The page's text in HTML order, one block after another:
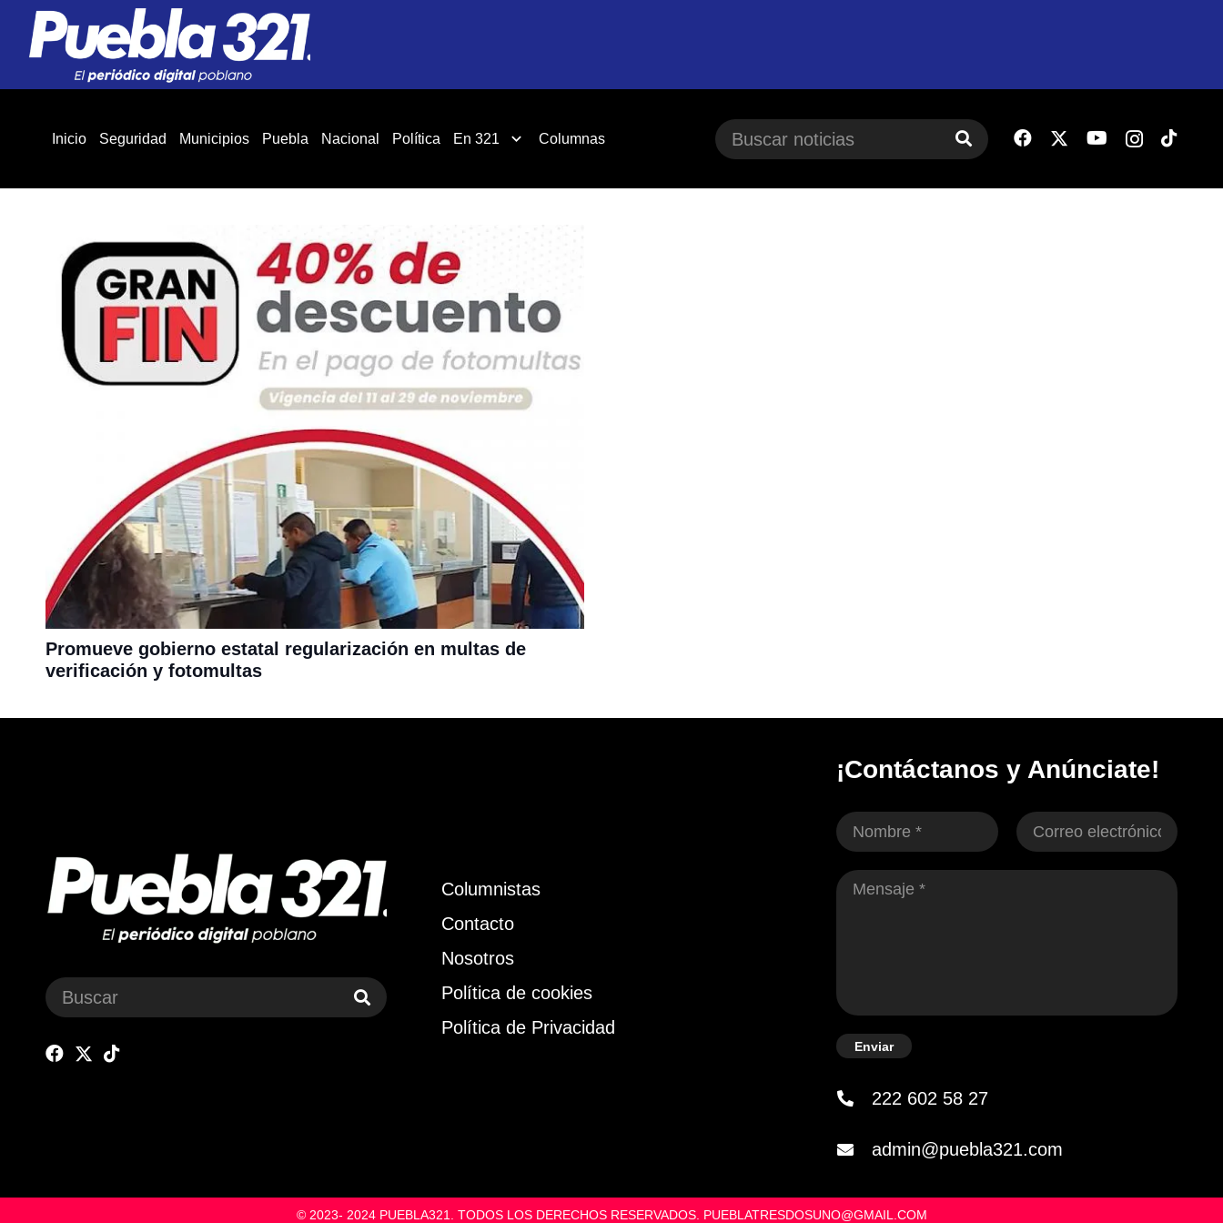
Inicio Seguridad Municipios Puebla Nacional Política En 321 Columnas
Promueve gobierno estatal regularización en multas de
verificación y fotomultas
Columnistas
Contacto
Nosotros
Política de cookies
Política de Privacidad
¡Contáctanos y Anúnciate!
Enviar
222 602 58 27
admin@puebla321.com
© 2023- 2024 PUEBLA321. TODOS LOS DERECHOS RESERVADOS. PUEBLATRESDOSUNO@GMAIL.COM